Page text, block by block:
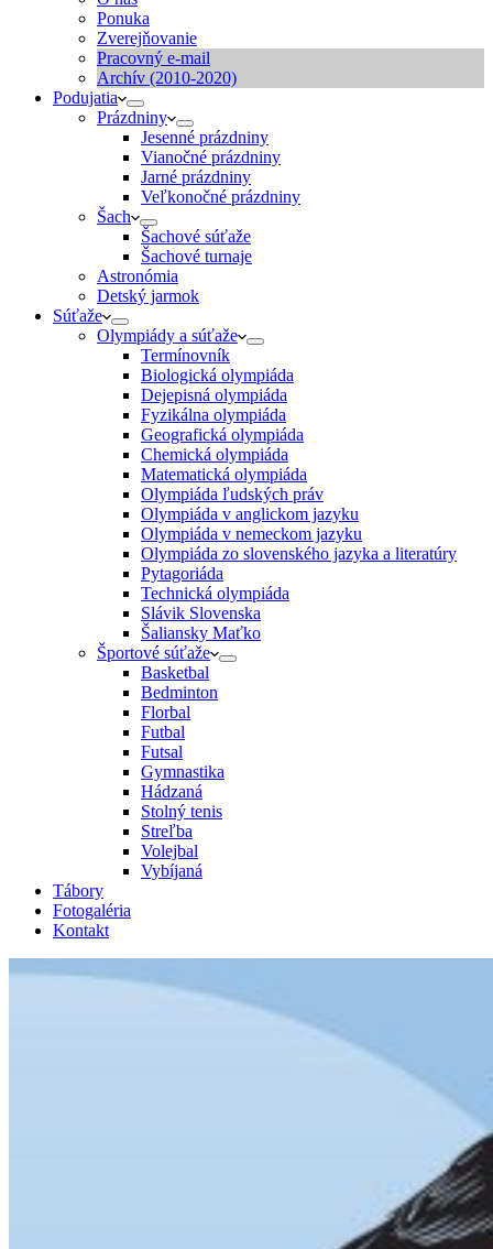
Ponuka
Zverejňovanie
Pracovný e-mail
Archív (2010-2020)
Podujatia
Prázdniny
Jesenné prázdniny
Vianočné prázdniny
Jarné prázdniny
Veľkonočné prázdniny
Šach
Šachové súťaže
Šachové turnaje
Astronómia
Detský jarmok
Súťaže
Olympiády a súťaže
Termínovník
Biologická olympiáda
Dejepisná olympiáda
Fyzikálna olympiáda
Geografická olympiáda
Chemická olympiáda
Matematická olympiáda
Olympiáda ľudských práv
Olympiáda v anglickom jazyku
Olympiáda v nemeckom jazyku
Olympiáda zo slovenského jazyka a literatúry
Pytagoriáda
Technická olympiáda
Slávik Slovenska
Šaliansky Maťko
Športové súťaže
Basketbal
Bedminton
Florbal
Futbal
Futsal
Gymnastika
Hádzaná
Stolný tenis
Streľba
Volejbal
Vybíjaná
Tábory
Fotogaléria
Kontakt